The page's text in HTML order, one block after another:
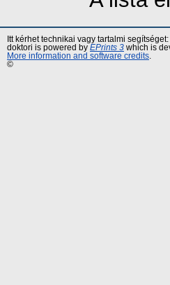
Itt kérhet technikai vagy tartalmi segítséget:
doktori is powered by EPrints 3 which is
More information and software credits
©